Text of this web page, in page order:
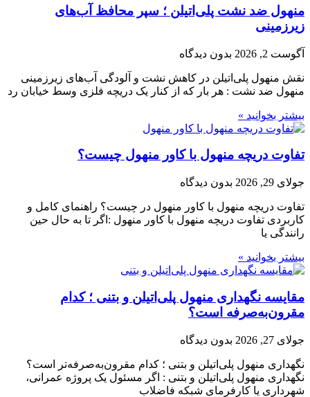
منهول ضد نشت پلی‌اتیلن ؛ سپر محافظ آب‌های
زیرزمینی
آگوست 2, 2026 بدون دیدگاه
نقش منهول پلی‌اتیلن در کاهش نشت و آلودگی آب‌های زیرزمینی
منهول ضد نشت : هر بار که از کنار یک دریچه فلزی وسط خیابان رد
بیشتر بخوانید »
تفاوت دریچه منهول با کاور منهول چیست؟
جولای 29, 2026 بدون دیدگاه
تفاوت دریچه منهول با کاور منهول در چیست؟ راهنمای کامل و
کاربردی تفاوت دریچه منهول با کاور منهول :اگر تا به حال حین
رانندگی یا
بیشتر بخوانید »
مقایسه نگهداری منهول پلی‌اتیلن و بتنی ؛ کدام
مقرون‌به‌صرفه است؟
جولای 27, 2026 بدون دیدگاه
نگهداری منهول پلی‌اتیلن و بتنی ؛ کدام مقرون‌به‌صرفه‌تر است؟
نگهداری منهول پلی‌اتیلن و بتنی : اگر مسئول یک پروژه عمرانی،
شهرداری یا کارفرمای شبکه فاضلاب